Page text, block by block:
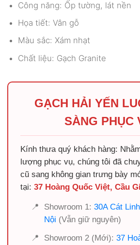
Công năng: Ốp tường, lát nền
Họa tiết: Vân gỗ
Màu sắc: Xám nhạt
Chất liệu: Gạch Granite
GẠCH HẢI YẾN
SÀNG PHỤC
Kính thưa quý khách hàng:
lượng phục vụ, chúng tôi đã
cũ sang không gian trưng bày
tại: 37 Hoàng Quốc Việt, Cầu
📍 Showroom 1: 30A Cát
Nội (Vẫn giữ nguyên)
📍
Showroom 2 (Mới): 37